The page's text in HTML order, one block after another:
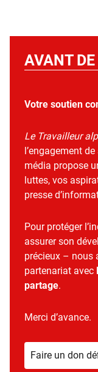
AVANT
Votre soutien
Le Travailleur
l’engagement
média propose
luttes, vos
presse
Pour protéger
assurer son
précieux – nous
partenariat avec
partage.
Merci d’avance.
Faire un don